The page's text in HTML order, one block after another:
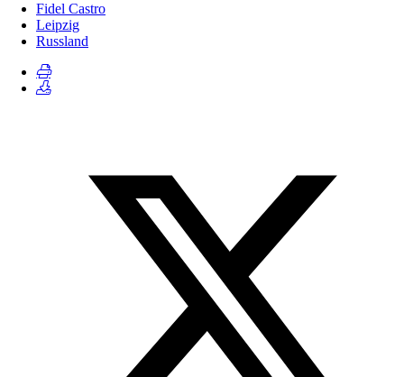
Fidel Castro
Leipzig
Russland